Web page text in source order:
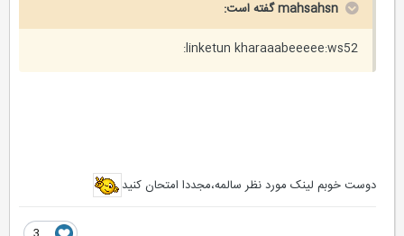
mahsahsn گفته است:
linketun kharaaabeeeee:ws52:
دوست خوبم لینک مورد نظر سالمه،مجددا امتحان کنید